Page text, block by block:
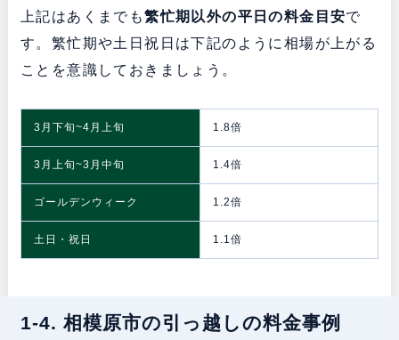
上記はあくまでも繁忙期以外の平日の料金目安で
す。繁忙期や土日祝日は下記のように相場が上がる
ことを意識しておきましょう。
3月下旬~4月上旬 1.8倍
3月上旬~3月中旬 1.4倍
ゴールデンウィーク 1.2倍
土日・祝日 1.1倍
1-4. 相模原市の引っ越しの料金事例